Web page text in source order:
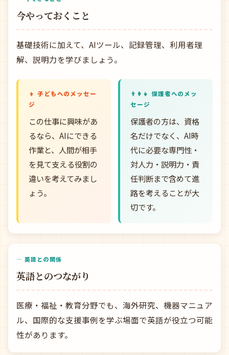
今やっておくこと
基礎技術に加えて、AIツール、記録管理、利用者理
解、説明力を学びましょう。
👦 子どもへのメッセー
ジ
この仕事に興味があ
るなら、AIにできる
作業と、人間が相手
を見て支える役割の
違いを考えてみまし
ょう。
👨‍👩‍👧 保護者へのメッ
セージ
保護者の方は、資格
名だけでなく、AI時
代に必要な専門性・
対人力・説明力・責
任判断まで含めて進
路を考えることが大
切です。
— 英語との関係
英語とのつながり
医療・福祉・教育分野でも、海外研究、機器マニュア
ル、国際的な支援事例を学ぶ場面で英語が役立つ可能
性があります。